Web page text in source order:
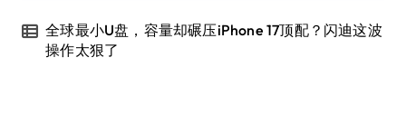
全球最小U盘，容量却碾压iPhone 17顶配？闪迪这波
操作太狠了